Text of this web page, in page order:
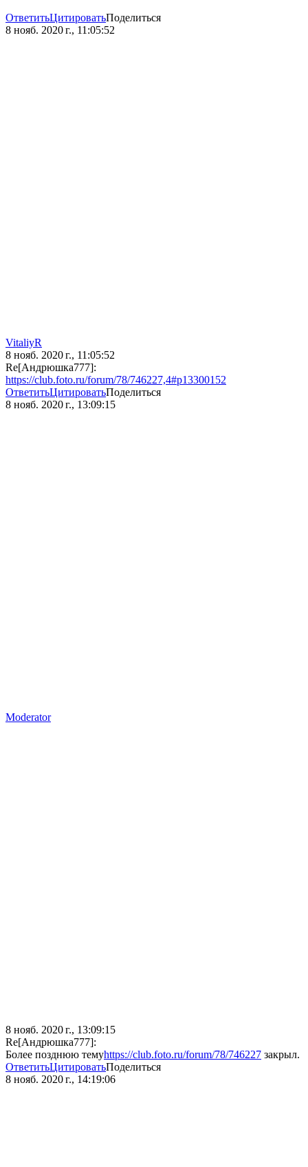
ОтветитьЦитироватьПоделиться
8 нояб. 2020 г., 11:05:52
VitaliyR
8 нояб. 2020 г., 11:05:52
Re[Андрюшка777]:
https://club.foto.ru/forum/78/746227,4#p13300152
ОтветитьЦитироватьПоделиться
8 нояб. 2020 г., 13:09:15
Moderator
8 нояб. 2020 г., 13:09:15
Re[Андрюшка777]:
Более позднюю темуhttps://club.foto.ru/forum/78/746227 закрыл.
ОтветитьЦитироватьПоделиться
8 нояб. 2020 г., 14:19:06